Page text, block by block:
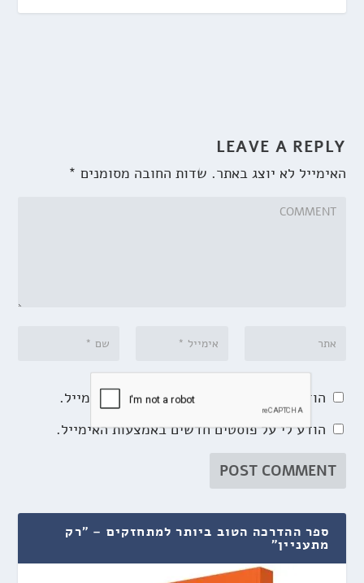
LEAVE A REPLY
האימייל לא יוצג באתר. שדות החובה מסומנים *
הודע לי על תגובות נוספות באמצעות האימייל.
הודע לי על פוסטים חדשים באמצעות האימייל.
ספר ההדרכה הטוב ביותר למתחזקים – "רק
מתעניין"